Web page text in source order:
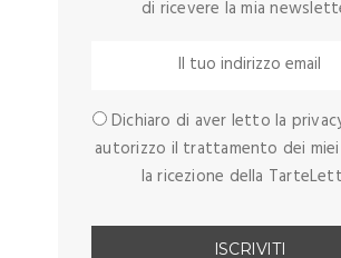
di ricevere la mia
Dichiaro di aver letto la
autorizzo il trattamento dei
la ricezione della